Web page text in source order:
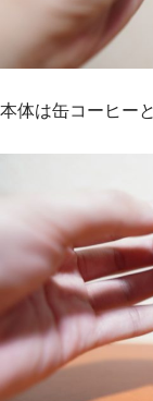
本体は缶コーヒー